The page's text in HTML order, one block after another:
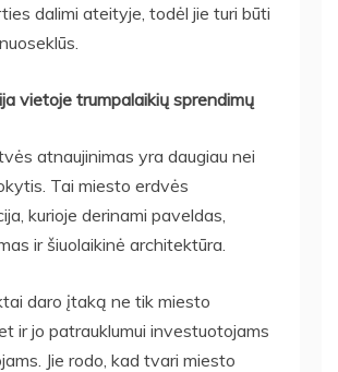
dalimi ateityje, todėl jie turi būti
vietoje trumpalaikių sprendimų
atnaujinimas yra daugiau nei
Tai miesto erdvės
kurioje derinami paveldas,
ir šiuolaikinė architektūra.
daro įtaką ne tik miesto
ir jo patrauklumui investuotojams
Jie rodo, kad tvari miesto